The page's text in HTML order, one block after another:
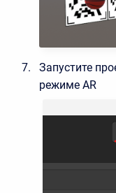
Запустите
режиме AR